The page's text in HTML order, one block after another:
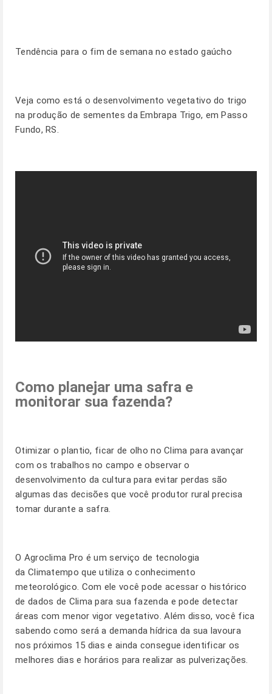
Tendência para o fim de semana no estado gaúcho
Veja como está o desenvolvimento vegetativo do trigo
na produção de sementes da Embrapa Trigo, em Passo
Fundo, RS.
Como planejar uma safra e
monitorar sua fazenda?
Otimizar o plantio, ficar de olho no Clima para avançar
com os trabalhos no campo e observar o
desenvolvimento da cultura para evitar perdas são
algumas das decisões que você produtor rural precisa
tomar durante a safra.
O Agroclima Pro é um serviço de tecnologia
da Climatempo que utiliza o conhecimento
meteorológico. Com ele você pode acessar o histórico
de dados de Clima para sua fazenda e pode detectar
áreas com menor vigor vegetativo. Além disso, você fica
sabendo como será a demanda hídrica da sua lavoura
nos próximos 15 dias e ainda consegue identificar os
melhores dias e horários para realizar as pulverizações.